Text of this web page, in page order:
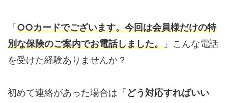
「 ○○カードでございます。今回は会員様だけの特
別な保険のご案内でお電話しました。 」こんな電話
を受けた経験ありませんか？
初めて連絡があった場合は「 どう対応すればいい